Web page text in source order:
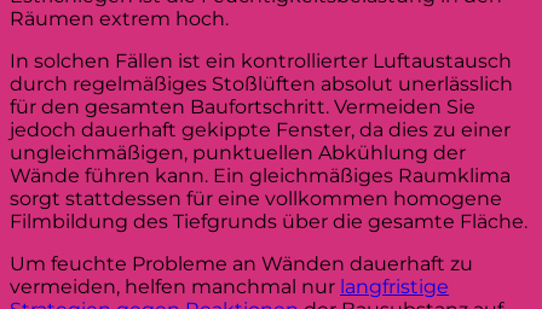
Räumen extrem hoch.
In solchen Fällen ist ein kontrollierter Luftaustausch
durch regelmäßiges Stoßlüften absolut unerlässlich
für den gesamten Baufortschritt. Vermeiden Sie
jedoch dauerhaft gekippte Fenster, da dies zu einer
ungleichmäßigen, punktuellen Abkühlung der
Wände führen kann. Ein gleichmäßiges Raumklima
sorgt stattdessen für eine vollkommen homogene
Filmbildung des Tiefgrunds über die gesamte Fläche.
Um feuchte Probleme an Wänden dauerhaft zu
vermeiden, helfen manchmal nur langfristige